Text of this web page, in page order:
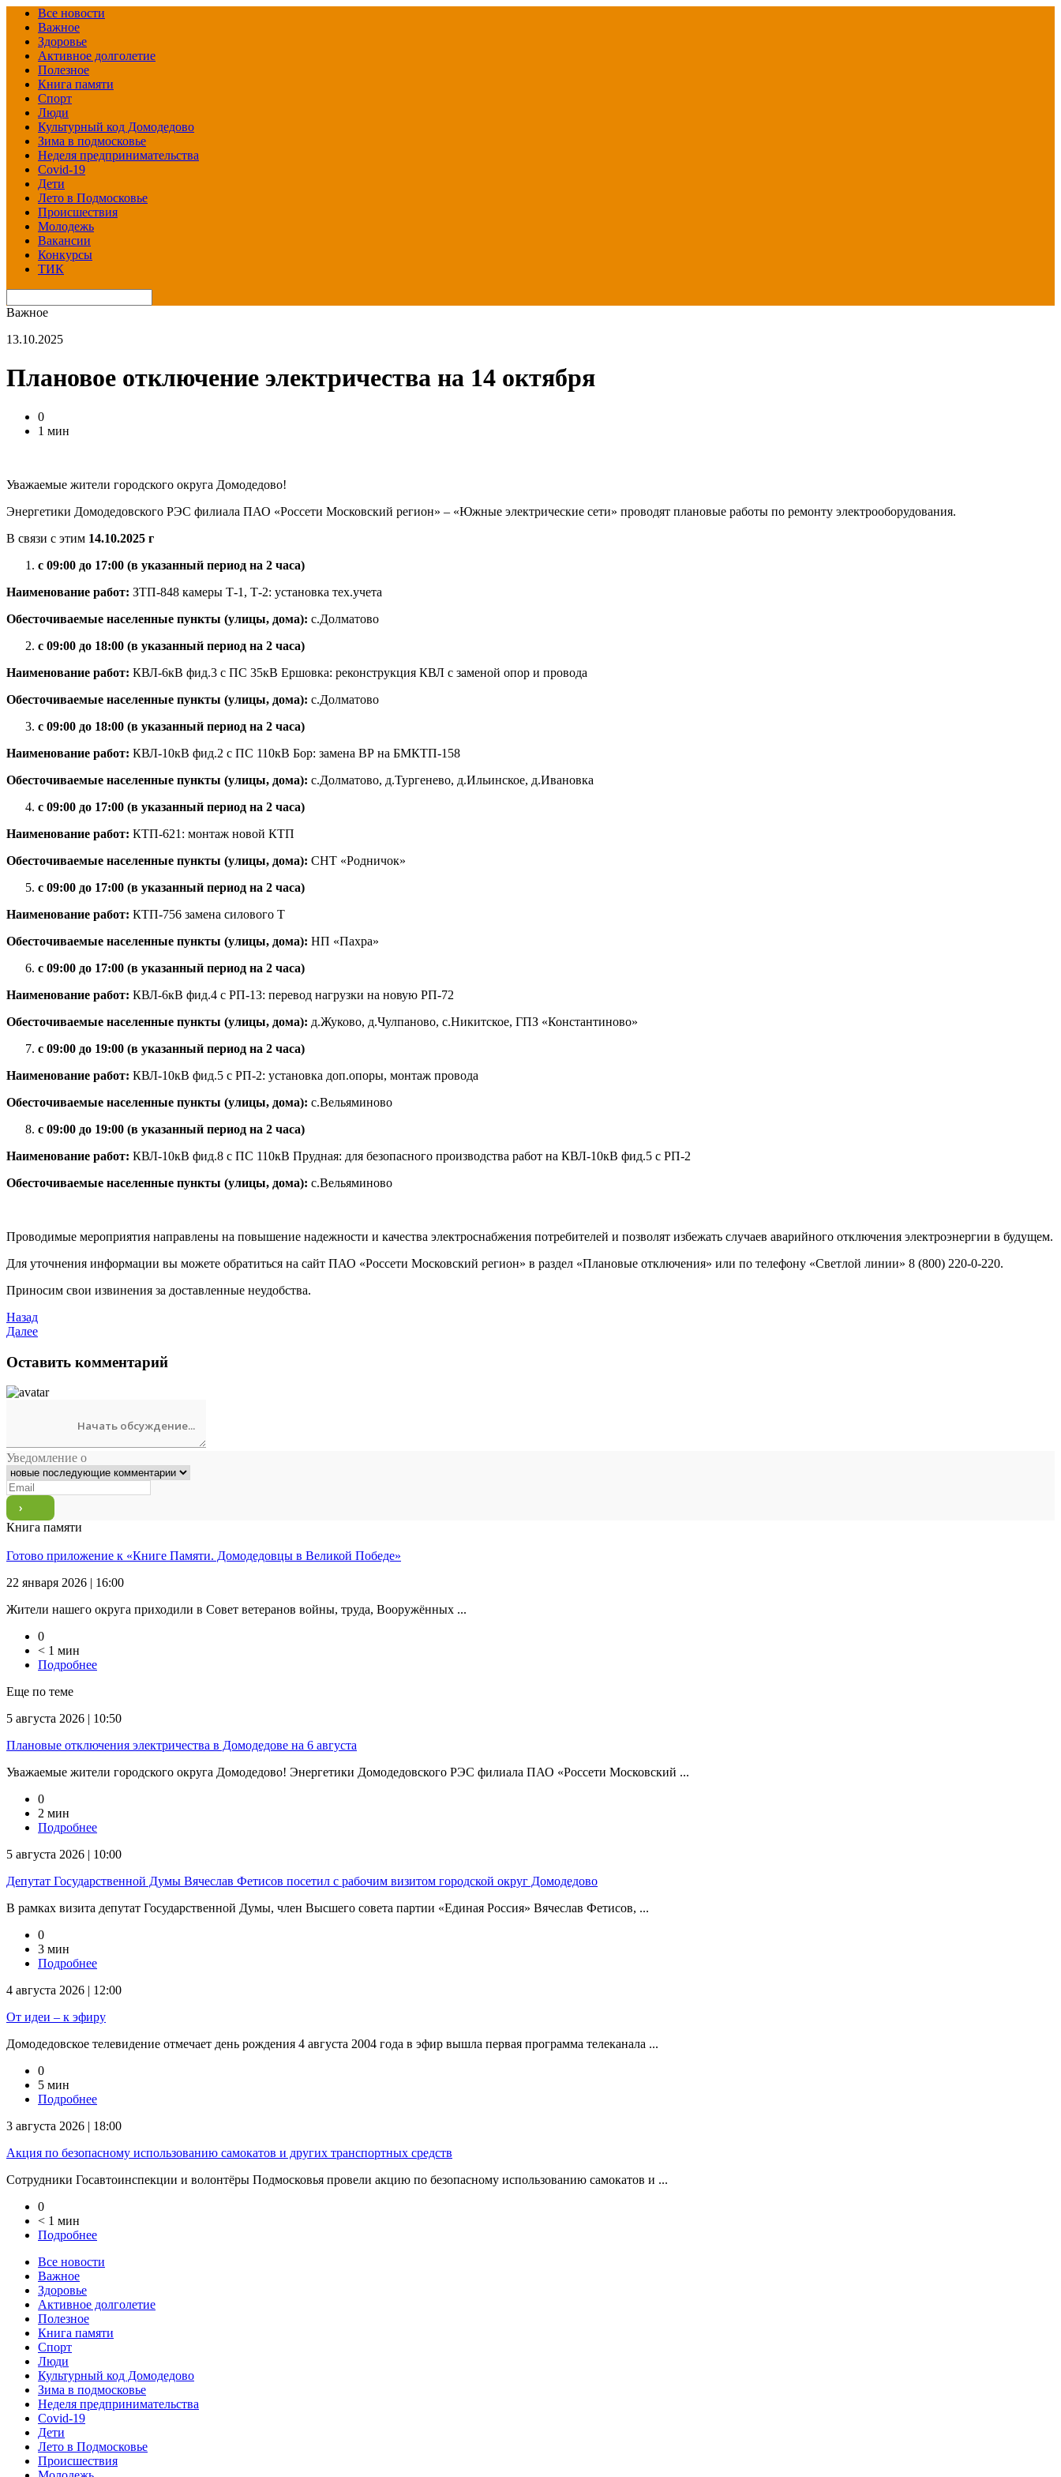
Все новости
Важное
Здоровье
Активное долголетие
Полезное
Книга памяти
Спорт
Люди
Культурный код Домодедово
Зима в подмосковье
Неделя предпринимательства
Covid-19
Дети
Лето в Подмосковье
Происшествия
Молодежь
Вакансии
Конкурсы
ТИК
Важное
13.10.2025
Плановое отключение электричества на 14 октября
0
1 мин
Уважаемые жители городского округа Домодедово!
Энергетики Домодедовского РЭС филиала ПАО «Россети Московский регион» – «Южные электрические сети» проводят плановые работы по ремонту электрооборудования.
В связи с этим 14.10.2025 г
с 09:00 до 17:00 (в указанный период на 2 часа)
Наименование работ: ЗТП-848 камеры Т-1, Т-2: установка тех.учета
Обесточиваемые населенные пункты (улицы, дома): с.Долматово
с 09:00 до 18:00 (в указанный период на 2 часа)
Наименование работ: КВЛ-6кВ фид.3 с ПС 35кВ Ершовка: реконструкция КВЛ с заменой опор и провода
Обесточиваемые населенные пункты (улицы, дома): с.Долматово
с 09:00 до 18:00 (в указанный период на 2 часа)
Наименование работ: КВЛ-10кВ фид.2 с ПС 110кВ Бор: замена ВР на БМКТП-158
Обесточиваемые населенные пункты (улицы, дома): с.Долматово, д.Тургенево, д.Ильинское, д.Ивановка
с 09:00 до 17:00 (в указанный период на 2 часа)
Наименование работ: КТП-621: монтаж новой КТП
Обесточиваемые населенные пункты (улицы, дома): СНТ «Родничок»
с 09:00 до 17:00 (в указанный период на 2 часа)
Наименование работ: КТП-756 замена силового Т
Обесточиваемые населенные пункты (улицы, дома): НП «Пахра»
с 09:00 до 17:00 (в указанный период на 2 часа)
Наименование работ: КВЛ-6кВ фид.4 с РП-13: перевод нагрузки на новую РП-72
Обесточиваемые населенные пункты (улицы, дома): д.Жуково, д.Чулпаново, с.Никитское, ГПЗ «Константиново»
с 09:00 до 19:00 (в указанный период на 2 часа)
Наименование работ: КВЛ-10кВ фид.5 с РП-2: установка доп.опоры, монтаж провода
Обесточиваемые населенные пункты (улицы, дома): с.Вельяминово
с 09:00 до 19:00 (в указанный период на 2 часа)
Наименование работ: КВЛ-10кВ фид.8 с ПС 110кВ Прудная: для безопасного производства работ на КВЛ-10кВ фид.5 с РП-2
Обесточиваемые населенные пункты (улицы, дома): с.Вельяминово
Проводимые мероприятия направлены на повышение надежности и качества электроснабжения потребителей и позволят избежать случаев аварийного отключения электроэнергии в будущем.
Для уточнения информации вы можете обратиться на сайт ПАО «Россети Московский регион» в раздел «Плановые отключения» или по телефону «Светлой линии» 8 (800) 220-0-220.
Приносим свои извинения за доставленные неудобства.
Назад
Далее
Оставить комментарий
Уведомление о
Книга памяти
Готово приложение к «Книге Памяти. Домодедовцы в Великой Победе»
22 января 2026 | 16:00
Жители нашего округа приходили в Совет ветеранов войны, труда, Вооружённых ...
0
< 1 мин
Подробнее
Еще по теме
5 августа 2026 | 10:50
Плановые отключения электричества в Домодедове на 6 августа
Уважаемые жители городского округа Домодедово! Энергетики Домодедовского РЭС филиала ПАО «Россети Московский ...
0
2 мин
Подробнее
5 августа 2026 | 10:00
Депутат Государственной Думы Вячеслав Фетисов посетил с рабочим визитом городской округ Домодедово
В рамках визита депутат Государственной Думы, член Высшего совета партии «Единая Россия» Вячеслав Фетисов, ...
0
3 мин
Подробнее
4 августа 2026 | 12:00
От идеи – к эфиру
Домодедовское телевидение отмечает день рождения 4 августа 2004 года в эфир вышла первая программа телеканала ...
0
5 мин
Подробнее
3 августа 2026 | 18:00
Акция по безопасному использованию самокатов и других транспортных средств
Сотрудники Госавтоинспекции и волонтёры Подмосковья провели акцию по безопасному использованию самокатов и ...
0
< 1 мин
Подробнее
Все новости
Важное
Здоровье
Активное долголетие
Полезное
Книга памяти
Спорт
Люди
Культурный код Домодедово
Зима в подмосковье
Неделя предпринимательства
Covid-19
Дети
Лето в Подмосковье
Происшествия